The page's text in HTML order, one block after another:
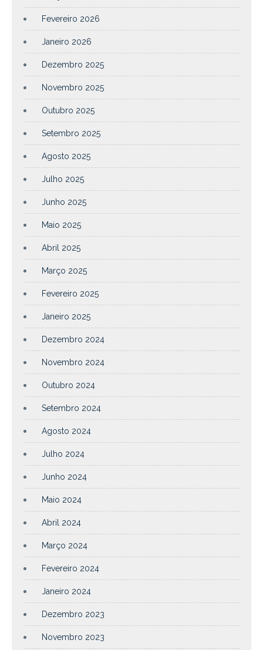
Fevereiro 2026
Janeiro 2026
Dezembro 2025
Novembro 2025
Outubro 2025
Setembro 2025
Agosto 2025
Julho 2025
Junho 2025
Maio 2025
Abril 2025
Março 2025
Fevereiro 2025
Janeiro 2025
Dezembro 2024
Novembro 2024
Outubro 2024
Setembro 2024
Agosto 2024
Julho 2024
Junho 2024
Maio 2024
Abril 2024
Março 2024
Fevereiro 2024
Janeiro 2024
Dezembro 2023
Novembro 2023